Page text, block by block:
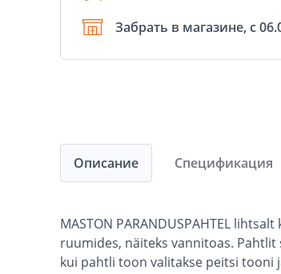
Забрать в магазине, с
Описание
MASTON PARANDUSPAHTEL
ruumides, näiteks vannitoas.
kui pahtli toon valitakse peitsi tooni
Спецификация